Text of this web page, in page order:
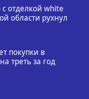
отделкой white
области рухнул
покупки в
треть за год